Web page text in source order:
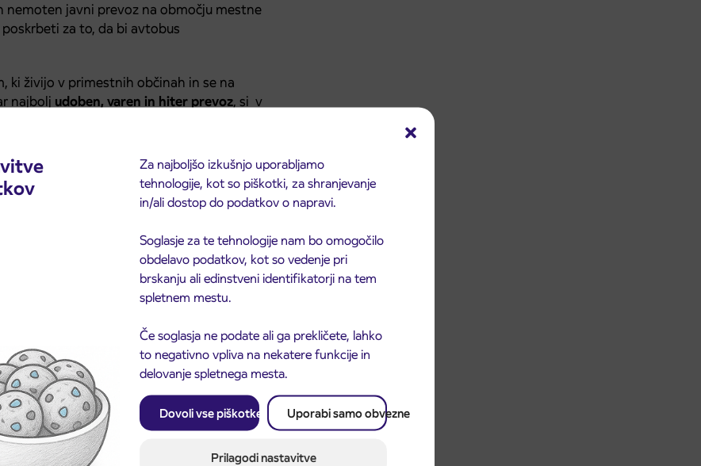
Za najboljšo izkušnjo uporabljamo
tehnologije, kot so piškotki, za shranjevanje
in/ali dostop do podatkov o napravi.
Soglasje za te tehnologije nam bo omogočilo
obdelavo podatkov, kot so vedenje pri
brskanju ali edinstveni identifikatorji na tem
spletnem mestu.
Če soglasja ne podate ali ga prekličete, lahko
to negativno vpliva na nekatere funkcije in
delovanje spletnega mesta.
Dovoli vse piškotke Uporabi samo obvezne
Prilagodi nastavitve
nemoten javni prevoz na območju mestne
za to, da bi avtobus
ki živijo v primestnih občinah in se na
najbolj udoben, varen in hiter prevoz, si v